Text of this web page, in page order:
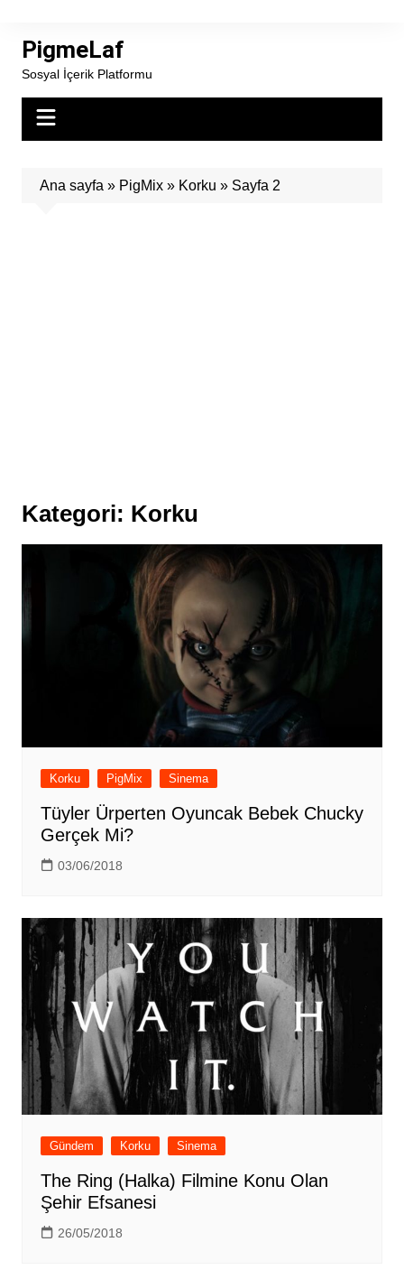
contentPigmeLaf
Sosyal İçerik Platformu
Ana sayfa » PigMix» Korku » Sayfa 2
Kategori: Korku
Korku PigMix Sinema
Tüyler Ürperten Oyuncak Bebek Chucky
Gerçek Mi?
03/06/2018
Gündem Korku Sinema
The Ring (Halka) Filmine Konu Olan
Şehir Efsanesi
26/05/2018